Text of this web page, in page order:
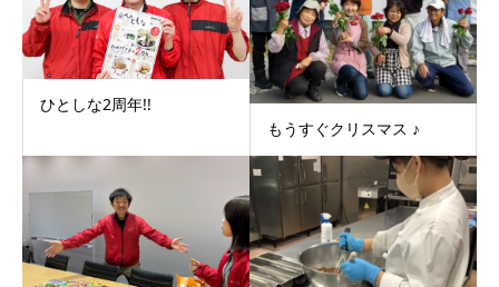
ひとしな2周年!!
もうすぐクリスマス ♪